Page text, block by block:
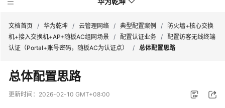
全
云
服
文档首页 / 华为乾坤 / 云管理网络 / 典型配置案例 /
防火墙+核心交换
机+接入交换机+AP+随板AC组网场景 / 配置认证业务 /
配置访客无线终端
认证（Portal+账号密码，随板AC为认证点）
/ 总体配置思路
总体配置思路
更新时间： 2026-02-10 GMT+08:00